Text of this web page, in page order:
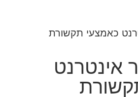
כאמצעי תקשורת
אינטרנט